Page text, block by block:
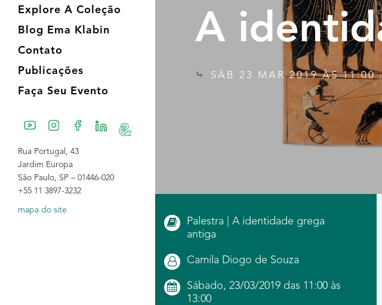
Explore A Coleção
Blog Ema Klabin
Contato
Publicações
Faça Seu Evento
Rua Portugal, 43
Jardim Europa
São Paulo, SP – 01446-020
+55 11 3897-3232
mapa do site
A
SÁB 23 MAR 2019 ÀS 11:00|
Palestra | A identidade grega
antiga
Camila Diogo de Souza
Sábado, 23/03/2019 das 11:00 às
13:00